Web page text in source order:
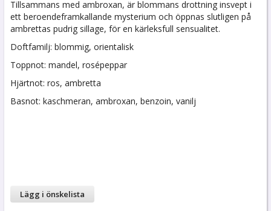
Tillsammans med ambroxan, är blommans drottning insvept i
ett beroendeframkallande mysterium och öppnas slutligen på
ambrettas pudrig sillage, för en kärleksfull sensualitet.
Doftfamilj: blommig, orientalisk
Toppnot: mandel, rosépeppar
Hjärtnot: ros, ambretta
Basnot: kaschmeran, ambroxan, benzoin, vanilj
Lägg i önskelista